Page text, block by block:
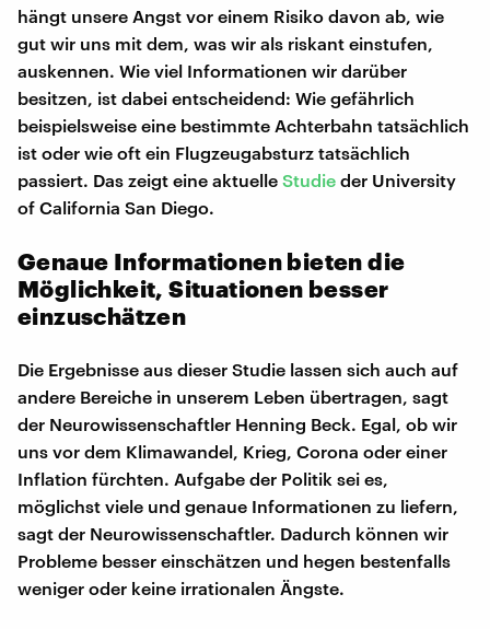
hängt unsere Angst vor einem Risiko davon ab, wie
gut wir uns mit dem, was wir als riskant einstufen,
auskennen. Wie viel Informationen wir darüber
besitzen, ist dabei entscheidend: Wie gefährlich
beispielsweise eine bestimmte Achterbahn tatsächlich
ist oder wie oft ein Flugzeugabsturz tatsächlich
passiert. Das zeigt eine aktuelle Studie der University
of California San Diego.
Genaue Informationen bieten die
Möglichkeit, Situationen besser
einzuschätzen
Die Ergebnisse aus dieser Studie lassen sich auch auf
andere Bereiche in unserem Leben übertragen, sagt
der Neurowissenschaftler Henning Beck. Egal, ob wir
uns vor dem Klimawandel, Krieg, Corona oder einer
Inflation fürchten. Aufgabe der Politik sei es,
möglichst viele und genaue Informationen zu liefern,
sagt der Neurowissenschaftler. Dadurch können wir
Probleme besser einschätzen und hegen bestenfalls
weniger oder keine irrationalen Ängste.